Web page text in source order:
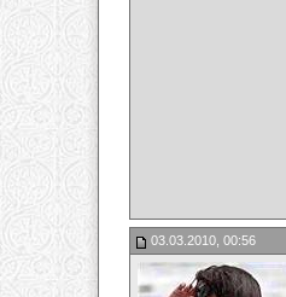
03.03.2010, 00:56